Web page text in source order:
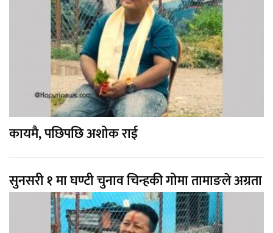
कायमै, पछिपछि अशोक राई
सुनसरी १ मा घण्टी चुनाव चिन्हकी गोमा तामाङले अग्रता